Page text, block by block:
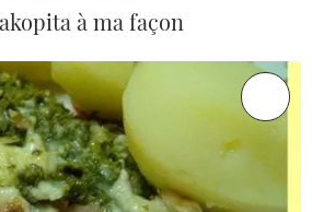
à ma façon